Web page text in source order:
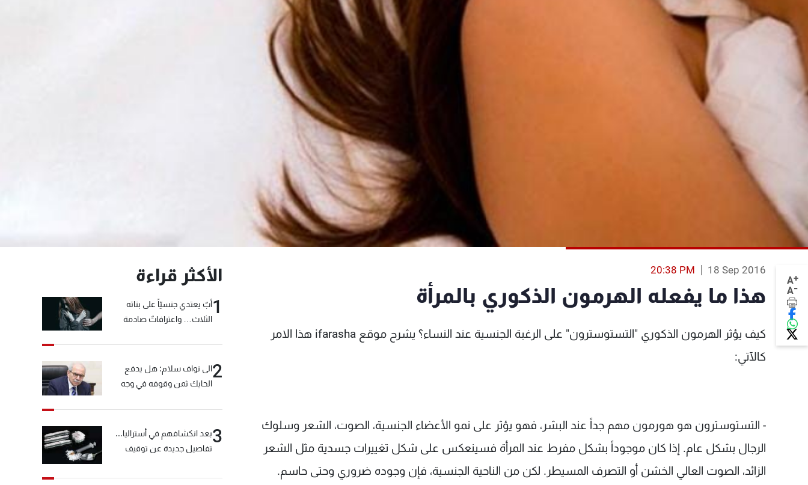
A+
A-
18 Sep 2016
20:38 PM
هذا ما يفعله الهرمون الذكوري بالمرأة
كيف يؤثر الهرمون الذكوري "التستوسترون" على الرغبة الجنسية عند النساء؟ يشرح موقع ifarasha هذا الامر
كالآتي:
- التستوسترون هو هورمون مهم جداً عند البشر، فهو يؤثر على نمو الأعضاء الجنسية، الصوت، الشعر وسلوك
الرجال بشكل عام. إذا كان موجوداً بشكل مفرط عند المرأة فسينعكس على شكل تغييرات جسدية مثل الشعر
الزائد، الصوت العالي الخشن أو التصرف المسيطر. لكن من الناحية الجنسية، فإن وجوده ضروري وحتى حاسم.
الأكثر قراءة
1أبٌ يعتدي جنسيّاً على بناته
الثلاث… واعترافاتٌ صادمة
2الى نواف سلام: هل يدفع
الحايك ثمن وقوفه في وجه
3بعد انكشافهم في أستراليا...
تفاصيل جديدة عن توقيف